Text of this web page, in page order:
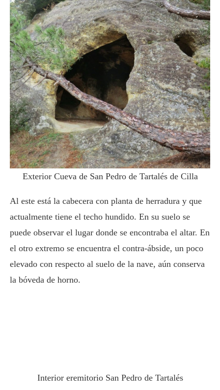
Exterior Cueva de San Pedro de Tartalés de Cilla
Al este está la cabecera con planta de herradura y que
actualmente tiene el techo hundido. En su suelo se
puede observar el lugar donde se encontraba el altar. En
el otro extremo se encuentra el contra-ábside, un poco
elevado con respecto al suelo de la nave, aún conserva
la bóveda de horno.
Interior eremitorio San Pedro de Tartalés